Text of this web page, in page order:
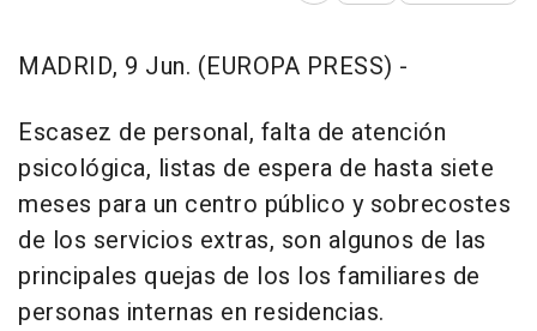
MADRID, 9 Jun. (EUROPA PRESS) -
Escasez de personal, falta de atención
psicológica, listas de espera de hasta siete
meses para un centro público y sobrecostes
de los servicios extras, son algunos de las
principales quejas de los los familiares de
personas internas en residencias.